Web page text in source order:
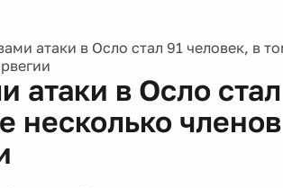
атаки в Осло стал 91 человек, в
атаки в Осло
несколько